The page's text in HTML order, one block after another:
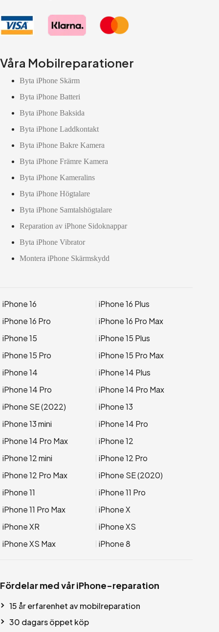
Våra Mobilreparationer
Byta iPhone Skärm
Byta iPhone Batteri
Byta iPhone Baksida
Byta iPhone Laddkontakt
Byta iPhone Bakre Kamera
Byta iPhone Främre Kamera
Byta iPhone Kameralins
Byta iPhone Högtalare
Byta iPhone Samtalshögtalare
Reparation av iPhone Sidoknappar
Byta iPhone Vibrator
Montera iPhone Skärmskydd
iPhone 16
iPhone 16 Plus
iPhone 16 Pro
iPhone 16 Pro Max
iPhone 15
iPhone 15 Plus
iPhone 15 Pro
iPhone 15 Pro Max
iPhone 14
iPhone 14 Plus
iPhone 14 Pro
iPhone 14 Pro Max
iPhone SE (2022)
iPhone 13
iPhone 13 mini
iPhone 14 Pro
iPhone 14 Pro Max
iPhone 12
iPhone 12 mini
iPhone 12 Pro
iPhone 12 Pro Max
iPhone SE (2020)
iPhone 11
iPhone 11 Pro
iPhone 11 Pro Max
iPhone X
iPhone XR
iPhone XS
iPhone XS Max
iPhone 8
Fördelar med vår iPhone-reparation
15 år erfarenhet av mobilreparation
30 dagars öppet köp